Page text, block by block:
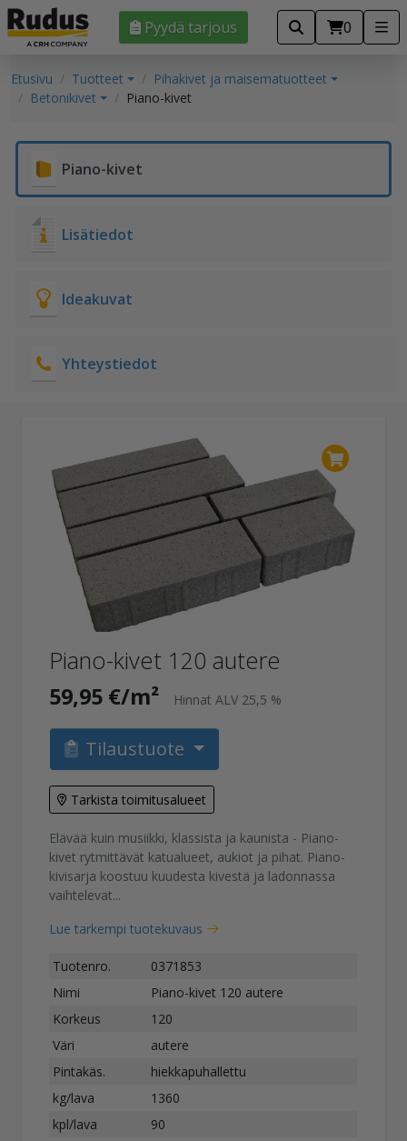
Pyydä tarjous 0
Etusivu Tuotteet
Pihakivet ja maisematuotteet
Betonikivet
Piano-kivet
Piano-kivet
Lisätiedot
Ideakuvat
Yhteystiedot
Piano-kivet 120 autere
59,95 €/m² Hinnat ALV 25,5 %
Tilaustuote
Tarkista toimitusalueet
Elävää kuin musiikki, klassista ja kaunista - Piano-
kivet rytmittävät katualueet, aukiot ja pihat. Piano-
kivisarja koostuu kuudesta kivestä ja ladonnassa
vaihtelevat...
Lue tarkempi tuotekuvaus
Tuotenro.
0371853
Nimi
Piano-kivet 120 autere
Korkeus
120
Väri
autere
Pintakäs.
hiekkapuhallettu
kg/lava
1360
kpl/lava
90